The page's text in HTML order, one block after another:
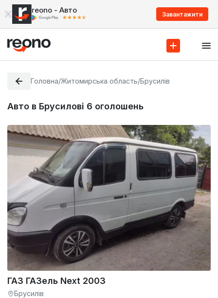
reono - Авто Завантажити
Головна/Житомирська область/Брусилів
Авто в Брусилові 6 оголошень
ГАЗ ГАЗель Next 2003
Брусилів